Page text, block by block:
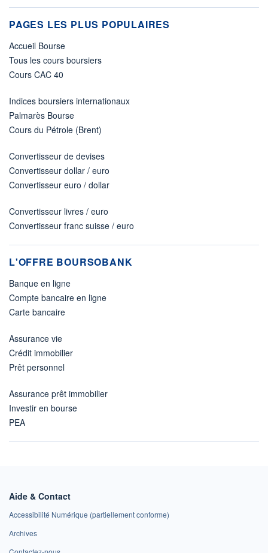
PAGES LES PLUS POPULAIRES
Accueil Bourse
Tous les cours boursiers
Cours CAC 40
Indices boursiers internationaux
Palmarès Bourse
Cours du Pétrole (Brent)
Convertisseur de devises
Convertisseur dollar / euro
Convertisseur euro / dollar
Convertisseur livres / euro
Convertisseur franc suisse / euro
L'OFFRE BOURSOBANK
Banque en ligne
Compte bancaire en ligne
Carte bancaire
Assurance vie
Crédit immobilier
Prêt personnel
Assurance prêt immobilier
Investir en bourse
PEA
Aide & Contact
Accessibilité Numérique (partiellement conforme)
Archives